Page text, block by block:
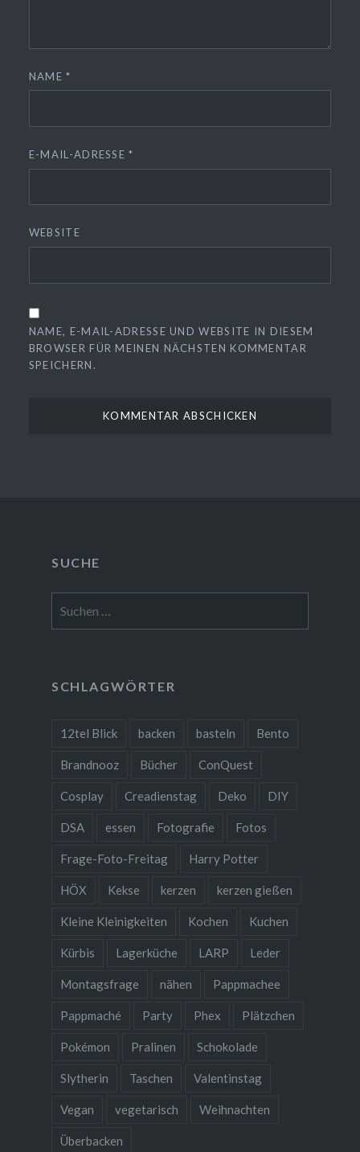
NAME*
E-MAIL-ADRESSE*
WEBSITE
NAME, E-MAIL-ADRESSE UND WEBSITE IN DIESEM
BROWSER FÜR MEINEN NÄCHSTEN KOMMENTAR
SPEICHERN.
SUCHE
nach:
SCHLAGWÖRTER
12tel Blick backen basteln Bento
Brandnooz Bücher ConQuest
Cosplay Creadienstag Deko DIY
DSA essen Fotografie Fotos
Frage-Foto-Freitag Harry Potter
HÖX Kekse kerzen kerzen gießen
Kleine Kleinigkeiten Kochen Kuchen
Kürbis Lagerküche LARP Leder
Montagsfrage nähen Pappmachee
Pappmaché Party Phex Plätzchen
Pokémon Pralinen Schokolade
Slytherin Taschen Valentinstag
Vegan vegetarisch Weihnachten
Überbacken